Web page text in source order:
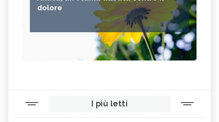
dolore
I più letti